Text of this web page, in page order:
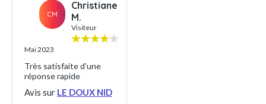
CM
Christiane
M.
Visiteur
Mai 2023
Très satisfaite d'une
réponse rapide
Avis sur LE DOUX NID